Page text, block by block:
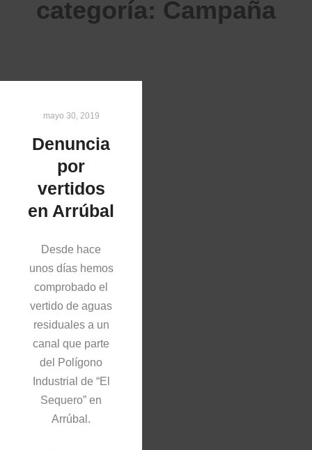
categoría: Campaña
mayo 30, 2019
Denuncia
por
vertidos
en Arrúbal
Desde hace
unos días hemos
comprobado el
vertido de aguas
residuales a un
canal que parte
del Polígono
Industrial de “El
Sequero” en
Arrúbal.